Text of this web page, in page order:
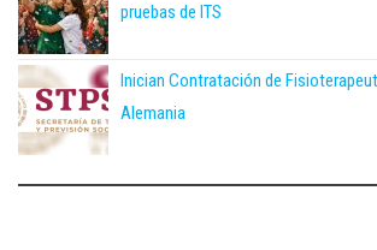
pruebas de ITS
Inician Contratación de
Alemania